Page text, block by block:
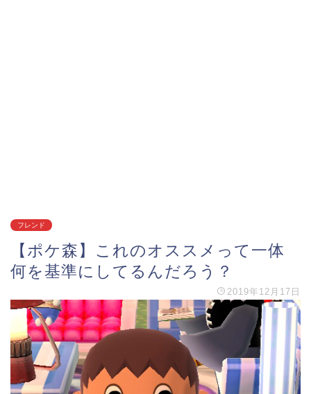
フレンド
【ポケ森】これのオススメって一体
何を基準にしてるんだろう？
2019年12月17日